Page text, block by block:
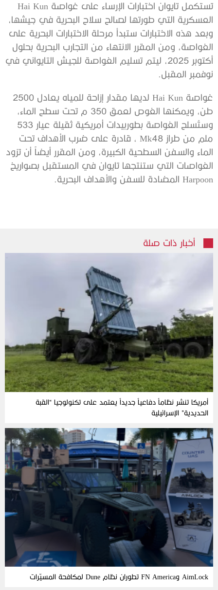
تستكمل تايوان اختبارات الإرساء على غواصة Hai Kun
العسكرية التي طورتها لصالح سلاح البحرية في جيشها،
وبعد هذه الاختبارات ستبدأ مرحلة الاختبارات البحرية على
الغواصة، ومن المقرر الانتهاء من التجارب البحرية بحلول
أكتوبر 2025، ليتم تسليم الغواصة للجيش التايواني في
نوفمبر المقبل.
غواصة Hai Kun لديها مقدار إزاحة للمياه يعادل 2500
طن، ويمكنها الغوص لعمق 350 م تحت سطح الماء،
وستُسلح الغواصة بطوربيدات أمريكية ثقيلة عيار 533
ملم من طراز Mk48 ، قادرة على ضرب الأهداف تحت
الماء والسفن السطحية الكبيرة، ومن المقرر أيضاً أن تزود
الغواصات التي ستنتجها تايوان في المستقبل بصواريخ
Harpoon المضادة للسفن والأهداف البحرية.
أخبار ذات صلة
أمريكا تنشر نظاماً دفاعياً جديداً يعتمد على تكنولوجيا “القبة
الحديدية” الإسرائيلية
AimLock وFN America تطوران نظام Dune لمكافحة المسيّرات